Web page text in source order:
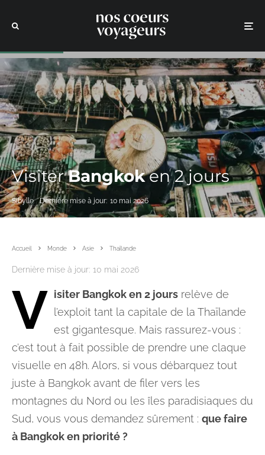
VisiterBangkoken 2 jours
Sibylle Dernière mise à jour: 10 mai 2026
Accueil Monde Asie Thaïlande
Dernière mise à jour: 10 mai 2026
V isiter Bangkok en 2 jours relève de
l’exploit tant la capitale de la Thaïlande
est gigantesque. Mais rassurez-vous :
c’est tout à fait possible de prendre une claque
visuelle en 48h. Alors, si vous débarquez tout
juste à Bangkok avant de filer vers les
montagnes du Nord ou les îles paradisiaques du
Sud, vous vous demandez sûrement : que faire
à Bangkok en priorité ?